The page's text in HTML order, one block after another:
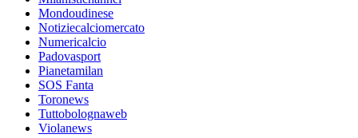
Mondoudinese
Notiziecalciomercato
Numericalcio
Padovasport
Pianetamilan
SOS Fanta
Toronews
Tuttobolognaweb
Violanews